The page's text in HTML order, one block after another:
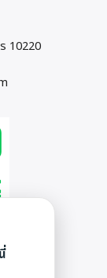
10220